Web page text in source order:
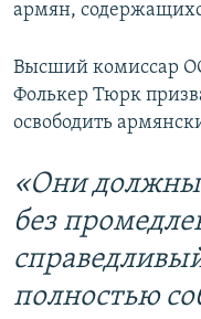
армян,
Высший комиссар
Фолькер Тюрк
освободить
«Они
без
полностью